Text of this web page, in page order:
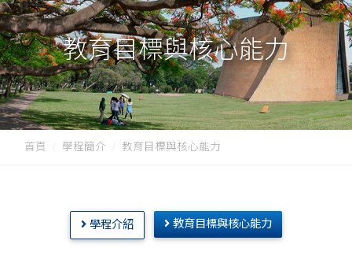
教育目標與核心能力
首頁 學程簡介 教育目標與核心能力
學程介紹 教育目標與核心能力